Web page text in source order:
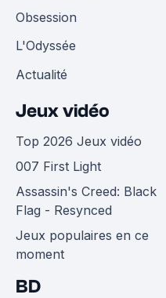
Obsession
L'Odyssée
Actualité
Jeux vidéo
Top 2026 Jeux vidéo
007 First Light
Assassin's Creed: Black
Flag - Resynced
Jeux populaires en ce
moment
BD